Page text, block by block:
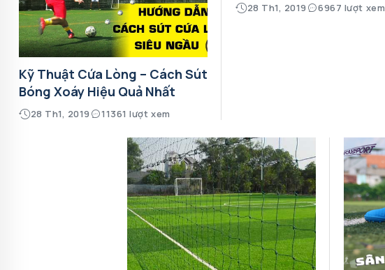
Kỹ Thuật Cứa Lòng – Cách Sút
Bóng Xoáy Hiệu Quả Nhất
28 Th1, 2019 11361 lượt xem
28 Th1, 2019 6967 lượt xem